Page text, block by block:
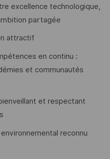
excellence technologique,
partagée
attractif
en continu :
et communautés
et respectant
reconnu